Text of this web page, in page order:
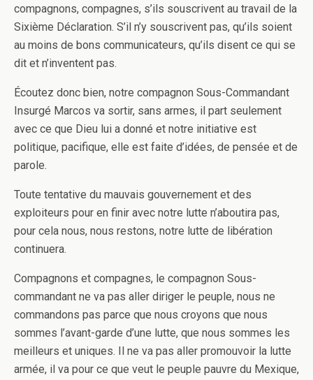
compagnons, compagnes, s’ils souscrivent au travail de la
Sixième Déclaration. S’il n’y souscrivent pas, qu’ils soient
au moins de bons communicateurs, qu’ils disent ce qui se
dit et n’inventent pas.
Écoutez donc bien, notre compagnon Sous-Commandant
Insurgé Marcos va sortir, sans armes, il part seulement
avec ce que Dieu lui a donné et notre initiative est
politique, pacifique, elle est faite d’idées, de pensée et de
parole.
Toute tentative du mauvais gouvernement et des
exploiteurs pour en finir avec notre lutte n’aboutira pas,
pour cela nous, nous restons, notre lutte de libération
continuera.
Compagnons et compagnes, le compagnon Sous-
commandant ne va pas aller diriger le peuple, nous ne
commandons pas parce que nous croyons que nous
sommes l’avant-garde d’une lutte, que nous sommes les
meilleurs et uniques. Il ne va pas aller promouvoir la lutte
armée, il va pour ce que veut le peuple pauvre du Mexique,